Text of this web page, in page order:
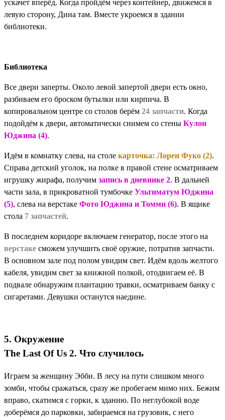
ускачет вперёд. Когда пройдём через контейнер, движемся в
левую сторону, Дина там. Вместе укроемся в здании
библиотеки.
Библиотека
Все двери заперты. Около левой запертой двери есть окно,
разбиваем его броском бутылки или кирпича. В
копировальном центре со столов берём 24 запчасти. Когда
подойдём к двери, автоматически снимем со стены Кулон
Юджина (4).
Идём в комнатку слева, на столе карточка: Лорен Фуко (2).
Справа детский уголок, на полке в правой стене осматриваем
игрушку жирафа, получим запись в дневнике 2. В дальней
части зала, в прикроватной тумбочке Ультиматум Юджина
(5), слева на верстаке Фото Юджина и Томми (6). В ящике
стола 7 запчастей.
В последнем коридоре включаем генератор, после этого на
верстаке сможем улучшить своё оружие, потратив запчасти.
В основном зале под полом увидим свет. Идём вдоль желтого
кабеля, увидим свет за книжной полкой, отодвигаем её. В
подвале обнаружим плантацию травки, осматриваем банку с
сигаретами. Девушки останутся наедине.
5. Окружение
The Last Of Us 2. Что случилось
Играем за женщину Эбби. В лесу на пути слишком много
зомби, чтобы сражаться, сразу же пробегаем мимо них. Бежим
вправо, скатимся с горки, к зданию. По неглубокой воде
доберёмся до парковки, забираемся на грузовик, с него